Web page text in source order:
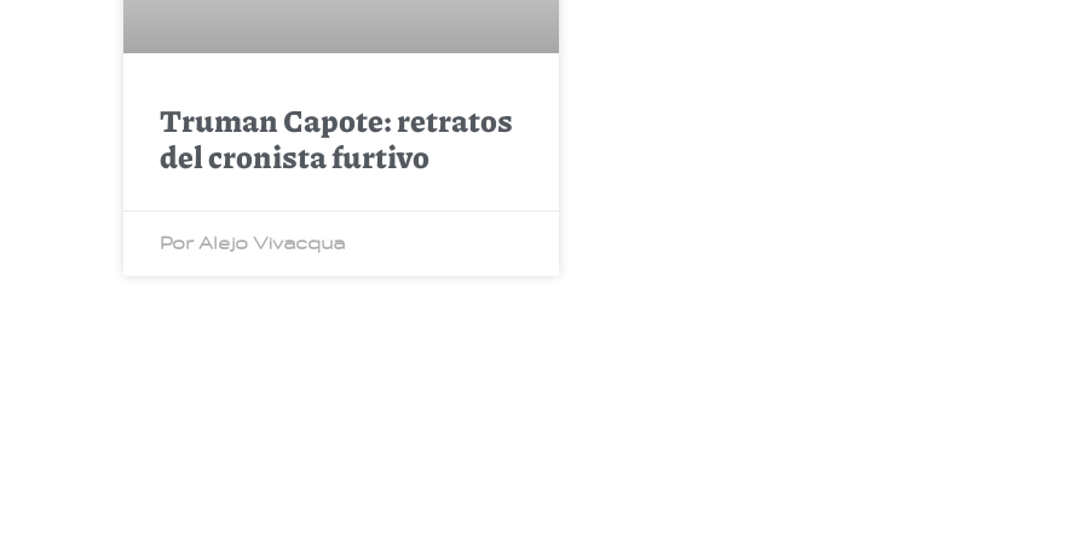
Truman Capote: retratos
del cronista furtivo
Por Alejo Vivacqua